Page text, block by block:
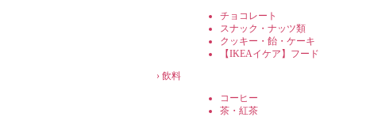
チョコレート
スナック・ナッツ類
クッキー・飴・ケーキ
【IKEAイケア】フード
› 飲料
コーヒー
茶・紅茶